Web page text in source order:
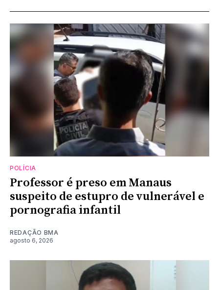
POLÍCIA
Professor é preso em Manaus
suspeito de estupro de vulnerável e
pornografia infantil
REDAÇÃO BMA
agosto 6, 2026